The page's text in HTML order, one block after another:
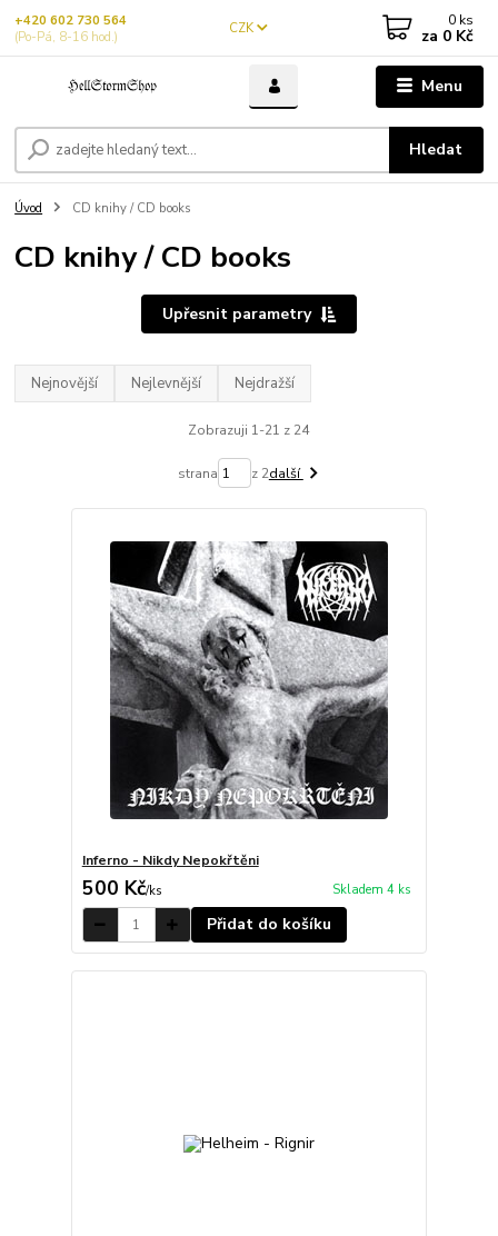
Menu
CZK
Hledat
+420 602 730 564
(Po-Pá, 8-16 hod.)
0 ks
za 0 Kč
Úvod CD knihy / CD books
CD knihy / CD books
Upřesnit parametry
Nejnovější Nejlevnější Nejdražší
Zobrazuji 1-21 z 24
strana z 2další
Inferno - Nikdy Nepokřtěni
500 Kč/ks Skladem 4 ks
Přidat do košíku